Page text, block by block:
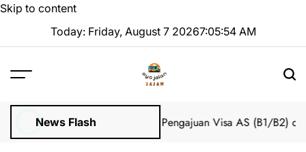
Skip to content
Today: Friday, August 7 20267:05:54 AM
News Flash
2025 Tanpa Stres Bantuan Pengajuan Visa AS (B1/B2) dari